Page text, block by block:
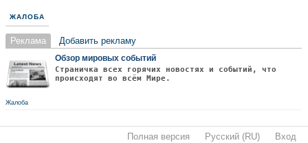
ЖАЛОБА
Реклама Добавить рекламу
Обзор мировых событий
Страничка всех горячих новостях и событий, что
происходят во всём Мире.
Жалоба
Полная версия Русский (RU) Вход